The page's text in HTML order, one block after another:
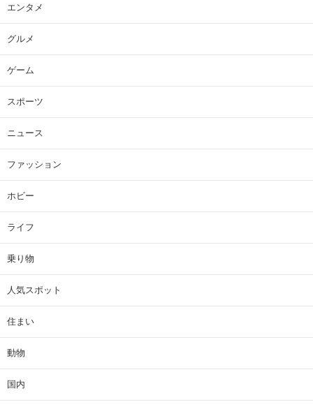
エンタメ
グルメ
ゲーム
スポーツ
ニュース
ファッション
ホビー
ライフ
乗り物
人気スポット
住まい
動物
国内